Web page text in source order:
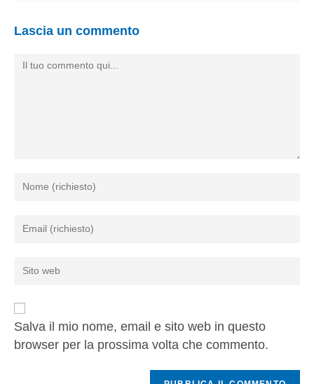
Lascia un commento
Salva il mio nome, email e sito web in questo
browser per la prossima volta che commento.